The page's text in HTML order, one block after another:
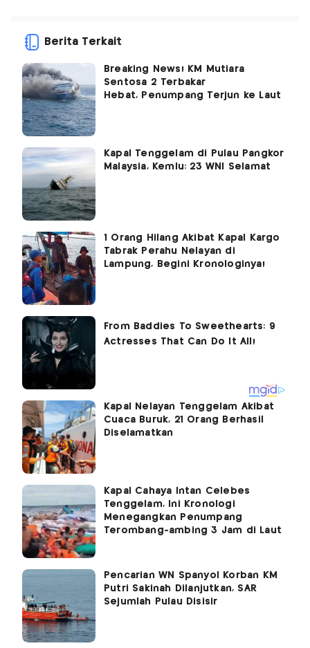
Berita Terkait
Breaking News! KM Mutiara
Sentosa 2 Terbakar
Hebat, Penumpang Terjun ke Laut
Kapal Tenggelam di Pulau Pangkor
Malaysia, Kemlu: 23 WNI Selamat
1 Orang Hilang Akibat Kapal Kargo
Tabrak Perahu Nelayan di
Lampung, Begini Kronologinya!
Kapal Nelayan Tenggelam Akibat
Cuaca Buruk, 21 Orang Berhasil
Diselamatkan
Kapal Cahaya Intan Celebes
Tenggelam, Ini Kronologi
Menegangkan Penumpang
Terombang-ambing 3 Jam di Laut
Pencarian WN Spanyol Korban KM
Putri Sakinah Dilanjutkan, SAR
Sejumlah Pulau Disisir